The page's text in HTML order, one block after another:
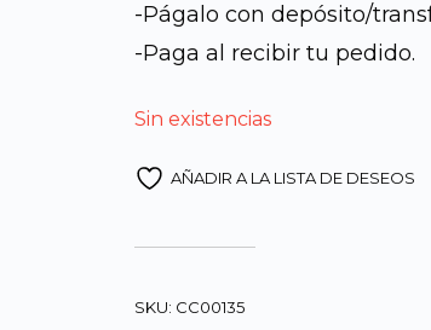
-Págalo con depósito/
-Paga al recibir tu pedido.
Sin existencias
AÑADIR A LA LISTA DE DESEOS
SKU: CC00135